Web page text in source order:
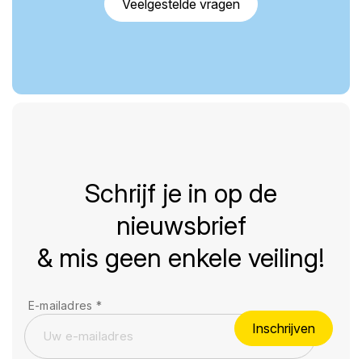
Veelgestelde vragen
Schrijf je in op de
nieuwsbrief
& mis geen enkele veiling!
E-mailadres *
Inschrijven